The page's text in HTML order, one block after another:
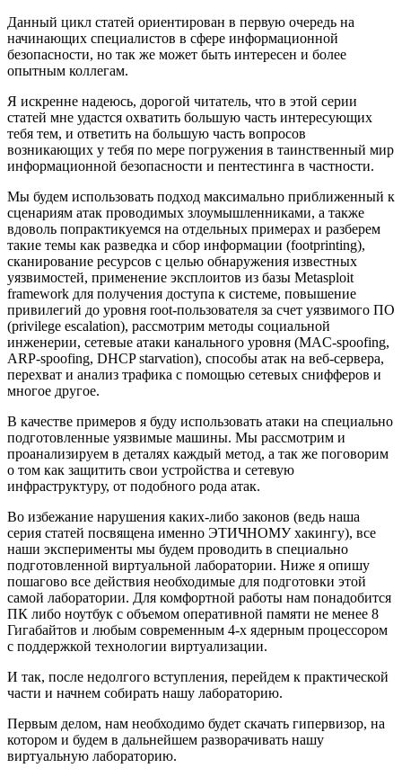
Данный цикл статей ориентирован в первую очередь на
начинающих специалистов в сфере информационной
безопасности, но так же может быть интересен и более
опытным коллегам.
Я искренне надеюсь, дорогой читатель, что в этой серии
статей мне удастся охватить большую часть интересующих
тебя тем, и ответить на большую часть вопросов
возникающих у тебя по мере погружения в таинственный мир
информационной безопасности и пентестинга в частности.
Мы будем использовать подход максимально приближенный к
сценариям атак проводимых злоумышленниками, а также
вдоволь попрактикуемся на отдельных примерах и разберем
такие темы как разведка и сбор информации (footprinting),
сканирование ресурсов с целью обнаружения известных
уязвимостей, применение эксплоитов из базы Metasploit
framework для получения доступа к системе, повышение
привилегий до уровня root-пользователя за счет уязвимого ПО
(privilege escalation), рассмотрим методы социальной
инженерии, сетевые атаки канального уровня (MAC-spoofing,
ARP-spoofing, DHCP starvation), способы атак на веб-сервера,
перехват и анализ трафика с помощью сетевых снифферов и
многое другое.
В качестве примеров я буду использовать атаки на специально
подготовленные уязвимые машины. Мы рассмотрим и
проанализируем в деталях каждый метод, а так же поговорим
о том как защитить свои устройства и сетевую
инфраструктуру, от подобного рода атак.
Во избежание нарушения каких-либо законов (ведь наша
серия статей посвящена именно ЭТИЧНОМУ хакингу), все
наши эксперименты мы будем проводить в специально
подготовленной виртуальной лаборатории. Ниже я опишу
пошагово все действия необходимые для подготовки этой
самой лаборатории. Для комфортной работы нам понадобится
ПК либо ноутбук с объемом оперативной памяти не менее 8
Гигабайтов и любым современным 4-х ядерным процессором
с поддержкой технологии виртуализации.
И так, после недолгого вступления, перейдем к практической
части и начнем собирать нашу лабораторию.
Первым делом, нам необходимо будет скачать гипервизор, на
котором и будем в дальнейшем разворачивать нашу
виртуальную лабораторию.